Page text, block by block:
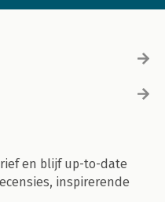
en blijf up-to-date
inspirerende